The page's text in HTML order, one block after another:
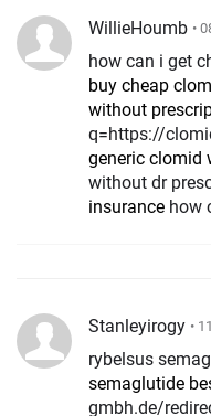
WillieHoumb •
how can i get
buy cheap
without
q=https://
generic clomid
without dr
insurance how
Stanleyirogy •
rybelsus
semaglutide
gmbh.de/